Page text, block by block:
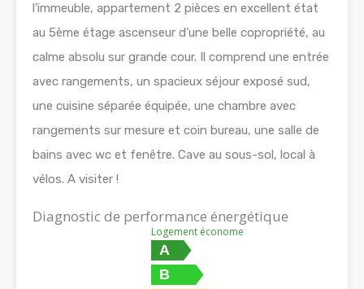
l’immeuble, appartement 2 pièces en excellent état
au 5ème étage ascenseur d’une belle copropriété, au
calme absolu sur grande cour. Il comprend une entrée
avec rangements, un spacieux séjour exposé sud,
une cuisine séparée équipée, une chambre avec
rangements sur mesure et coin bureau, une salle de
bains avec wc et fenêtre. Cave au sous-sol, local à
vélos. A visiter !
Diagnostic de performance énergétique
Logement économe
A
B